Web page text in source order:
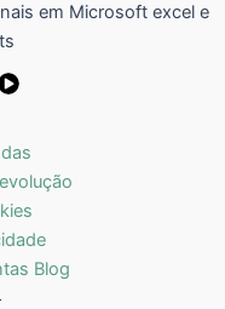
em Microsoft excel e
Blog